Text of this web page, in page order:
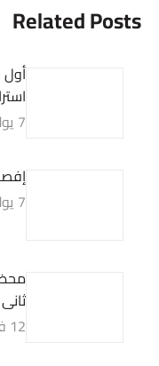
Related Posts
7 يوليو، 2025
7 يوليو، 2025
ثانى 10-12-2024
12 فبراير، 2025